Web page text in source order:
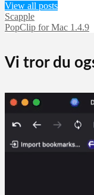
View all posts
Scapple
PopClip for Mac 1.4.9
Vi tror du